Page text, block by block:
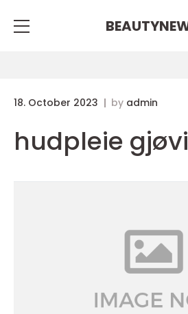
18. October 2023 by admin
hudpleie